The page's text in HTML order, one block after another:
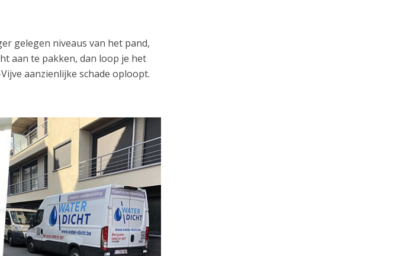
gelegen niveaus van het pand,
aan te pakken, dan loop je het
aanzienlijke schade oploopt.